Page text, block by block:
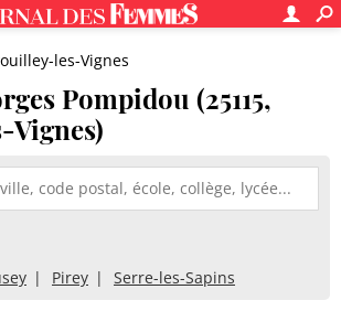
les-Vignes
Pompidou (25115,
Vignes)
Pirey Serre-les-Sapins